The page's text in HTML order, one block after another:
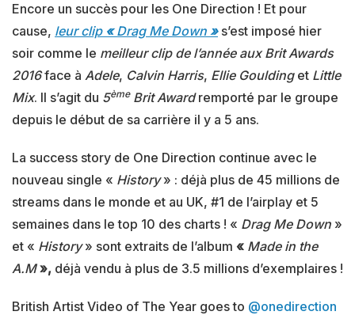
Encore un succès pour les One Direction ! Et pour
cause, leur clip «Drag Me Down »s’est imposé hier
soir comme le meilleur clip de l’année aux Brit Awards
2016face à Adele, Calvin Harris, Ellie Gouldinget Little
Mix. Il s’agit du 5èmeBrit Awardremporté par le groupe
depuis le début de sa carrière il y a 5 ans.
La success story de One Direction continue avec le
nouveau single « History» : déjà plus de 45 millions de
streams dans le monde et au UK, #1 de l’airplay et 5
semaines dans le top 10 des charts ! « Drag Me Down »
et « History» sont extraits de l’album « Made in the
A.M», déjà vendu à plus de 3.5 millions d’exemplaires !
British Artist Video of The Year goes to @onedirection